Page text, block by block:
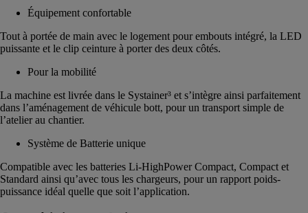
Équipement confortable
Tout à portée de main avec le logement pour embouts intégré, la LED
puissante et le clip ceinture à porter des deux côtés.
Pour la mobilité
La machine est livrée dans le Systainer³ et s’intègre ainsi parfaitement
dans l’aménagement de véhicule bott, pour un transport simple de
l’atelier au chantier.
Système de Batterie unique
Compatible avec les batteries Li-HighPower Compact, Compact et
Standard ainsi qu’avec tous les chargeurs, pour un rapport poids-
puissance idéal quelle que soit l’application.